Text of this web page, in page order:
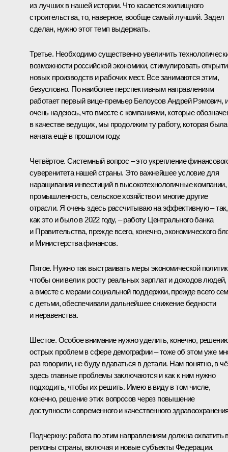
из лучших в нашей истории. Что касается жилищного
строительства, то, наверное, вообще самый лучший. Задел
сделан, нужно этот темп выдержать.
Третье. Необходимо существенно увеличить
возможности российской экономики, стимулировать
новых производств и рабочих мест. Все занимаются этим,
безусловно. По наиболее перспективным направлениям
работает первый вице-премьер Белоусов Андрей Рэмович,
очень надеюсь, что вместе с компаниями, которые
в качестве ведущих, мы продолжим ту работу, которая была
начата ещё в прошлом году.
Четвёртое. Системный вопрос – это укрепление
суверенитета нашей страны. Это важнейшее условие для
наращивания инвестиций в высокотехнологичные компании,
промышленность, сельское хозяйство и многие другие
отрасли. Я очень здесь рассчитываю на эффективную – так,
как это и было в 2022 году, – работу Центрального банка
и Правительства, прежде всего, конечно, экономического
и Министерства финансов.
Пятое. Нужно так выстраивать меры экономической
чтобы они вели к росту реальных зарплат и доходов людей,
а вместе с мерами социальной поддержки, прежде всего
с детьми, обеспечивали дальнейшее снижение бедности
и неравенства.
Шестое. Особое внимание нужно уделить, конечно,
острых проблем в сфере демографии – тоже об этом уже
раз говорили, не буду вдаваться в детали. Нам понятно, в
здесь главные проблемы заключаются и как к ним нужно
подходить, чтобы их решить. Имею в виду в том числе,
конечно, решение этих вопросов через повышение
доступности современного и качественного
Подчеркну: работа по этим направлениям должна охватить
регионы страны, включая и новые субъекты Федерации.